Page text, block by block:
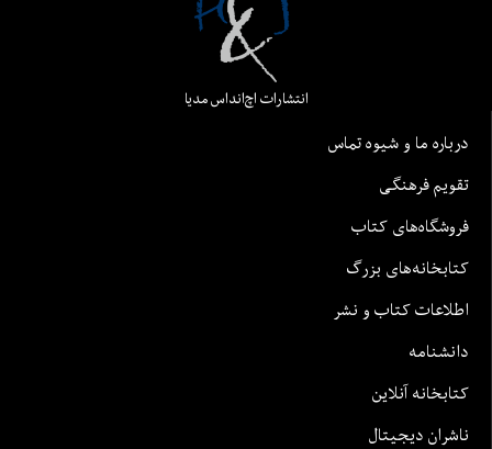
انتشارات اچ‌اند‌اس مدیا
درباره ما و شیوه تماس
تقویم فرهنگی
فروشگاه‌های کتاب
کتابخانه‌های بزرگ
اطلاعات کتاب و نشر
دانشنامه
کتابخانه آنلاین
ناشران دیجیتال